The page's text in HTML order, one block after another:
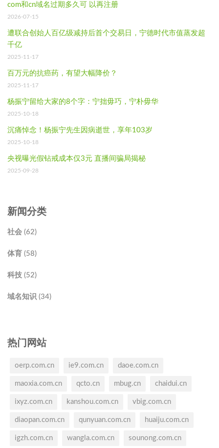
com和cn域名过期多久可 以再注册
2026-07-15
遭联合创始人百亿级减持后首个交易日，宁德时代市值蒸发超
千亿
2025-11-17
百万元的抗癌药，有望大幅降价？
2025-11-17
杨振宁留给大家的8个字：宁拙毋巧，宁朴毋华
2025-10-18
沉痛悼念！杨振宁先生因病逝世，享年103岁
2025-10-18
央视曝光假钻戒成本仅3元 直播间骗局揭秘
2025-09-28
新闻分类
社会 (62)
体育 (58)
科技 (52)
域名知识 (34)
热门网站
oerp.com.cn ie9.com.cn daoe.com.cn
maoxia.com.cn qcto.cn mbug.cn chaidui.cn
ixyz.com.cn kanshou.com.cn vbig.com.cn
diaopan.com.cn qunyuan.com.cn huaiju.com.cn
igzh.com.cn wangla.com.cn sounong.com.cn